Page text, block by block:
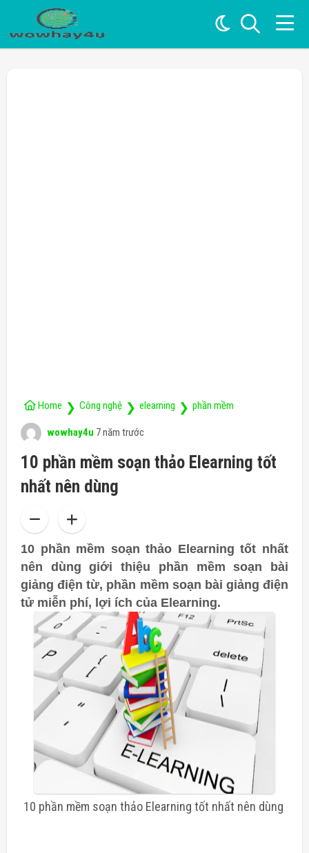
Home ❯ Công nghệ ❯ elearning ❯ phần mềm
wowhay4u 7 năm trước
10 phần mềm soạn thảo Elearning tốt
nhất nên dùng
10 phần mềm soạn thảo Elearning tốt nhất
nên dùng giới thiệu phần mềm soạn bài
giảng điện từ, phần mềm soạn bài giảng điện
tử miễn phí, lợi ích của Elearning.
10 phần mềm soạn thảo Elearning tốt nhất nên dùng